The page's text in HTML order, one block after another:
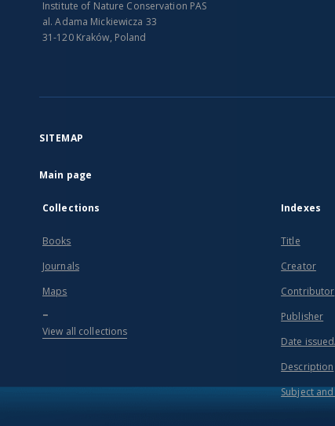
Institute of Nature Conservation PAS
al. Adama Mickiewicza 33
31-120 Kraków, Poland
SITEMAP
Main page
Collections
Books
Journals
Maps
...
View all collections
Indexes
Title
Creator
Contributor
Publisher
Date
Description
Subject